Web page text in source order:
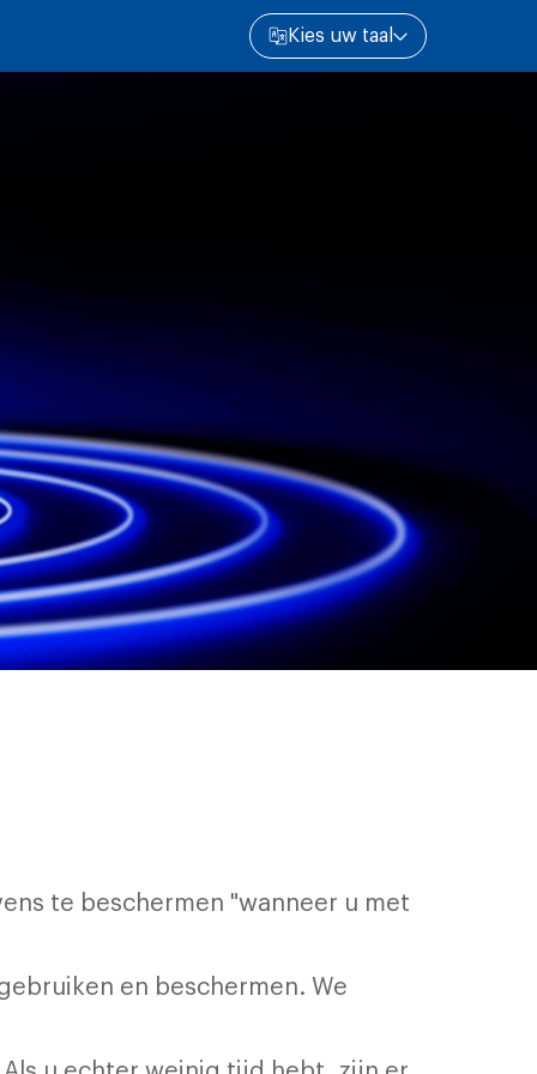
Kies uw taal
te beschermen "wanneer u met
en beschermen. We